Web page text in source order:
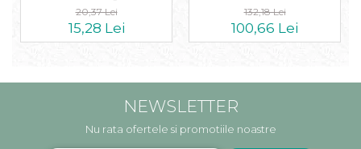
20,37 Lei
15,28 Lei
of Chelsea
132,18 Lei
100,66 Lei
NEWSLETTER
Nu rata ofertele si promotiile noastre